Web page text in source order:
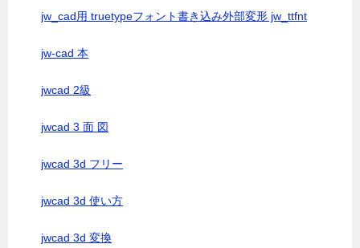
jw_cad用 truetypeフォント書き込み外部変形 jw_ttfnt
jw-cad 本
jwcad 2級
jwcad 3 面 図
jwcad 3d フリー
jwcad 3d 使い方
jwcad 3d 変換